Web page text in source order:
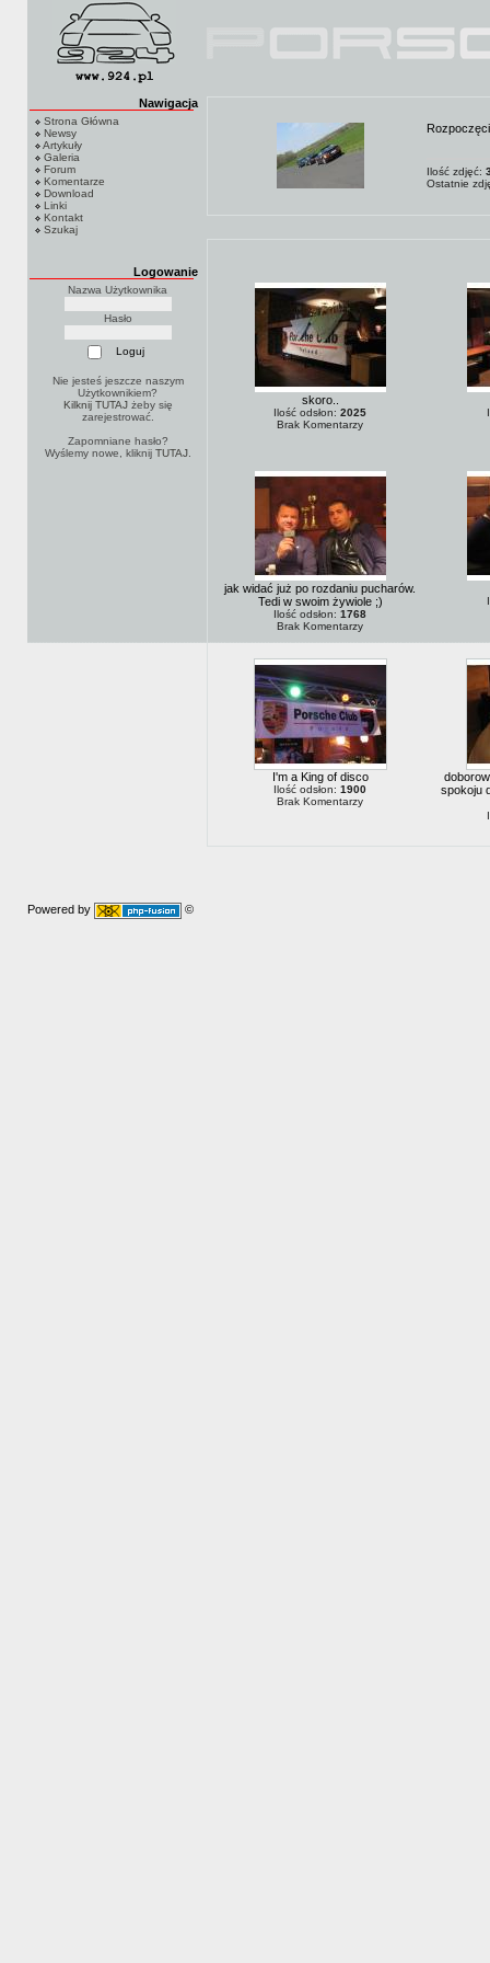
Nawigacja
Strona Główna
Newsy
Artykuły
Galeria
Forum
Komentarze
Download
Linki
Kontakt
Szukaj
Logowanie
Nazwa Użytkownika
Hasło
Nie jesteś jeszcze naszym
Użytkownikiem?
Kilknij TUTAJżeby się
zarejestrować.
Zapomniane hasło?
Wyślemy nowe, kliknij TUTAJ.
Ilość zdjęć:
Ostatnie
skoro..
Ilość odsłon: 2025
Brak Komentarzy
jak widać już po rozdaniu pucharów.
Tedi w swoim żywiole ;)
Ilość odsłon: 1768
Brak Komentarzy
I'm a King of disco
Ilość odsłon: 1900
Brak Komentarzy
spokoju
Powered by ©